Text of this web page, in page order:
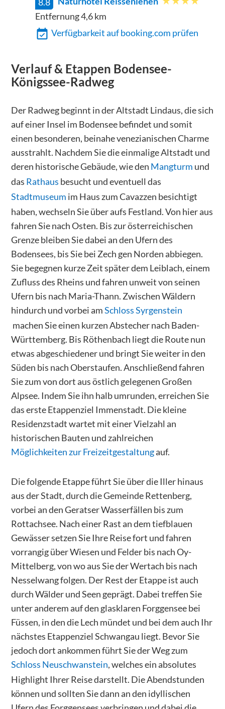
Entfernung4,6km
Verfügbarkeit auf booking.com prüfen
Verlauf & Etappen Bodensee-
Königssee-Radweg
Der Radweg beginnt in der Altstadt Lindaus, die sich
auf einer Insel im Bodensee befindet und somit
einen besonderen, beinahe venezianischen Charme
ausstrahlt. Nachdem Sie die einmalige Altstadt und
deren historische Gebäude, wie den Mangturm und
das Rathaus besucht und eventuell das
Stadtmuseum im Haus zum Cavazzen besichtigt
haben, wechseln Sie über aufs Festland. Von hier aus
fahren Sie nach Osten. Bis zur österreichischen
Grenze bleiben Sie dabei an den Ufern des
Bodensees, bis Sie bei Zech gen Norden abbiegen.
Sie begegnen kurze Zeit später dem Leiblach, einem
Zufluss des Rheins und fahren unweit von seinen
Ufern bis nach Maria-Thann. Zwischen Wäldern
hindurch und vorbei amSchloss Syrgenstein
machen Sie einen kurzen Abstecher nach Baden-
Württemberg. Bis Röthenbach liegt die Route nun
etwas abgeschiedener und bringt Sie weiter in den
Süden bis nach Oberstaufen. Anschließend fahren
Sie zum von dort aus östlich gelegenen Großen
Alpsee. Indem Sie ihn halb umrunden, erreichen Sie
das erste Etappenziel Immenstadt. Die kleine
Residenzstadt wartet mit einer Vielzahl an
historischen Bauten und zahlreichen
Möglichkeiten zur Freizeitgestaltungauf.
Die folgende Etappe führt Sie über die Iller hinaus
aus der Stadt, durch die Gemeinde Rettenberg,
vorbei an den Geratser Wasserfällen bis zum
Rottachsee. Nach einer Rast an dem tiefblauen
Gewässer setzen Sie Ihre Reise fort und fahren
vorrangig über Wiesen und Felder bis nach Oy-
Mittelberg, von wo aus Sie der Wertach bis nach
Nesselwang folgen. Der Rest der Etappe ist auch
durch Wälder und Seen geprägt. Dabei treffen Sie
unter anderem auf den glasklaren Forggensee bei
Füssen, in den die Lech mündet und bei dem auch Ihr
nächstes Etappenziel Schwangau liegt. Bevor Sie
jedoch dort ankommen führt Sie der Weg zum
Schloss Neuschwanstein, welches ein absolutes
Highlight Ihrer Reise darstellt. Die Abendstunden
können und sollten Sie dann an den idyllischen